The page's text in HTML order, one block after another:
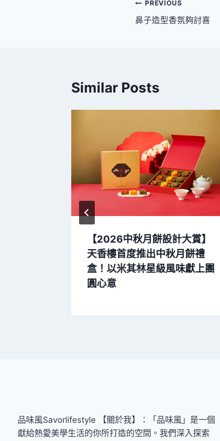
文
章
PREVIOUS
鼻子造型香氛夠討喜
Similar Posts
【2026中秋月餅設計大賞】
天香樓首度推出中秋月餅禮
盒！以米其林星級風味獻上團
圓心意
品味風Savorlifestyle 【關於我】：「品味風」是一個
獻給熱愛美學生活的你所打造的空間。我們深入探索